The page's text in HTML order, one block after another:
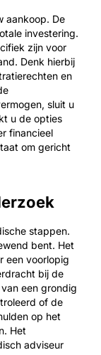
aankoop. De
investering.
zijn voor
Denk hierbij
en
sluit u
u de opties
financieel
om gericht
stappen.
bent. Het
een voorlopig
bij de
een grondig
of de
op het
Het
adviseur